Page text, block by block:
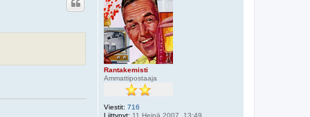
Rantakemisti
Ammattipostaaja
Viestit: 716
Liittynyt: 11 Heinä 2007, 13:49